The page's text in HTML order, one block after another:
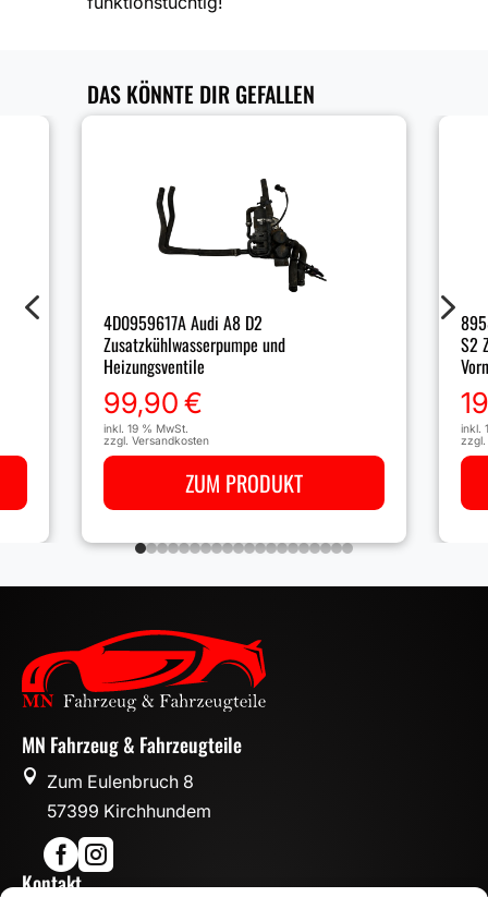
DAS KÖNNTE DIR GEFALLEN
4D0959617A Audi A8 D2
Zusatzkühlwasserpumpe und
Heizungsventile
99,90€
inkl. 19 % MwSt.
zzgl. Versandkosten
ZUM PRODUKT
S2
inkl.
zzgl.
4 5
MN Fahrzeug & Fahrzeugteile

Zum Eulenbruch 8
57399 Kirchhundem

Kontakt